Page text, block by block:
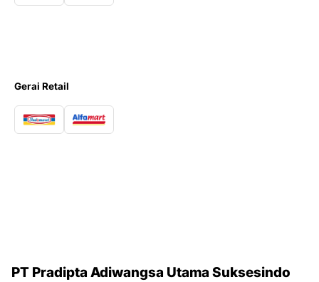
Gerai Retail
PT Pradipta Adiwangsa Utama Suksesindo